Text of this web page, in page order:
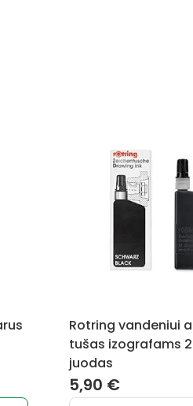
Rotring vandeniui
tušas izografams
juodas
5,90 €